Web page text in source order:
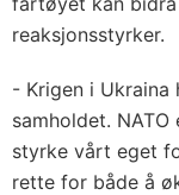
reaksjonsstyrker.
- Krigen i
samholdet.
styrke vårt eget
rette for både å